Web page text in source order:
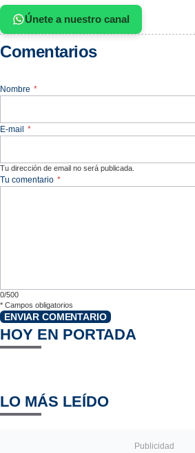
Únete a nuestro canal
Comentarios
Nombre *
E-mail *
Tu dirección de email no será publicada.
Tu comentario *
0/500
* Campos obligatorios
ENVIAR COMENTARIO
HOY EN PORTADA
LO MÁS LEÍDO